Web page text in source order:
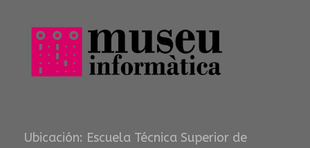
Ubicación: Escuela Técnica Superior de